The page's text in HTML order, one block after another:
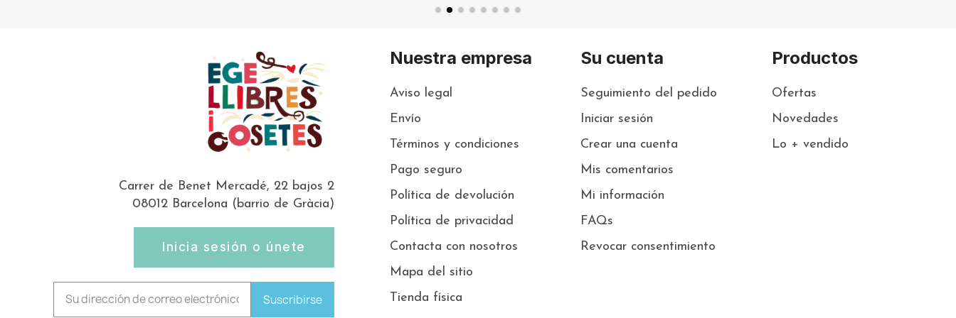
Carrer de Benet Mercadé, 22 bajos 2
08012 Barcelona (barrio de Gràcia)
Inicia sesión o únete
Suscribirse
Nuestra empresa
Aviso legal
Envío
Términos y condiciones
Pago seguro
Política de devolución
Política de privacidad
Contacta con nosotros
Mapa del sitio
Tienda física
Su cuenta
Seguimiento del pedido
Iniciar sesión
Crear una cuenta
Mis comentarios
Mi información
FAQs
Revocar consentimiento
Productos
Ofertas
Novedades
Lo + vendido